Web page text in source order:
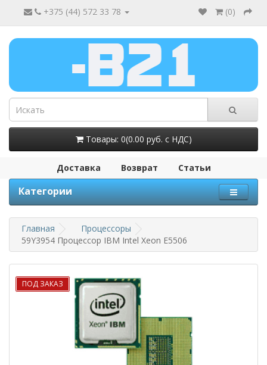
+375 (44) 572 33 78 (0)
Товары: 0(0.00 руб. с НДС)
Доставка Возврат Статьи
Категории
Главная
Процессоры
59Y3954 Процессор IBM Intel Xeon E5506
ПОД ЗАКАЗ